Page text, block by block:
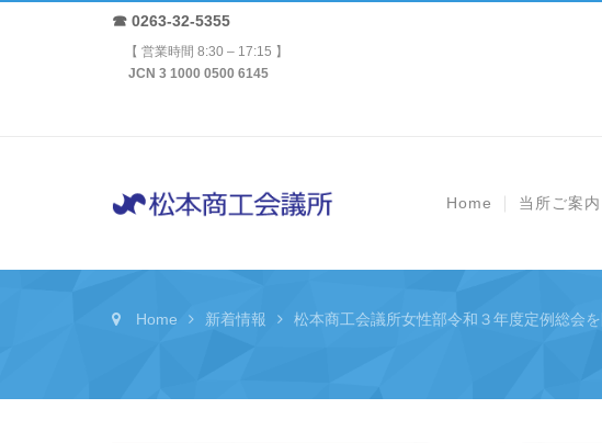
☎ 0263-32-5355
【 営業時間 8:30 – 17:15 】
JCN 3 1000 0500 6145
Home 当所ご案内
Home 新着情報 松本商工会議所女性部令和３年度定例総会